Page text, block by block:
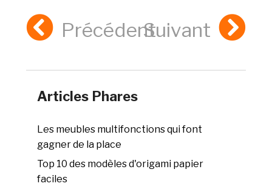
PrécédentSuivant
Articles Phares
Les meubles multifonctions qui font
gagner de la place
Top 10 des modèles d'origami papier
faciles